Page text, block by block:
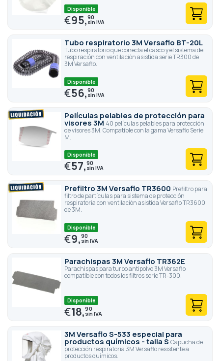
Disponible
€95,90
Tubo respiratorio 3M Versaflo BT-20L
Tubo respiratorio que conecta el casco y el sistema de
respiración con ventilación asistida serie TR300 de
3M Versaflo.
Disponible
€56,90
Películas pelables de protección para
visores 3M 40 películas pelables para protección
de visores 3M. Compatible con la gama Versaflo Serie
M.
Disponible
€57,90
Prefiltro 3M Versaflo TR3600 Prefiltro para
filtro de partículas para sistema de protección
respiratoria con ventilación asistida Versaflo TR3600
de 3M.
Disponible
€9,90
Parachispas 3M Versaflo TR362E
Parachispas para turbo antipolvo 3M Versaflo
compatible con todos los filtros serie TR-300.
Disponible
€18,90
3M Versaflo S-533 especial para
productos químicos - talla S Capucha de
protección respiratoria 3M Versaflo resistente a
productos químicos.